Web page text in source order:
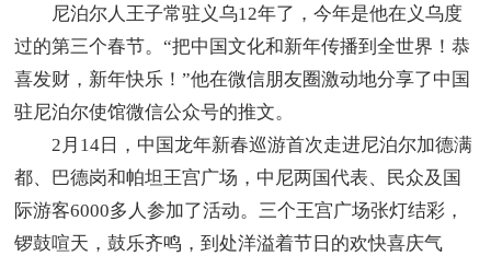
尼泊尔人王子常驻义乌12年了，今年是他在义乌度
过的第三个春节。“把中国文化和新年传播到全世界！恭
喜发财，新年快乐！”他在微信朋友圈激动地分享了中国
驻尼泊尔使馆微信公众号的推文。
2月14日，中国龙年新春巡游首次走进尼泊尔加德满
都、巴德岗和帕坦王宫广场，中尼两国代表、民众及国
际游客6000多人参加了活动。三个王宫广场张灯结彩，
锣鼓喧天，鼓乐齐鸣，到处洋溢着节日的欢快喜庆气